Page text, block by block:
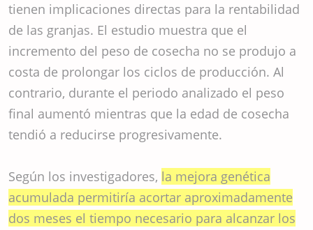
tienen implicaciones directas para la rentabilidad
de las granjas. El estudio muestra que el
incremento del peso de cosecha no se produjo a
costa de prolongar los ciclos de producción. Al
contrario, durante el periodo analizado el peso
final aumentó mientras que la edad de cosecha
tendió a reducirse progresivamente.
Según los investigadores, la mejora genética
acumulada permitiría acortar aproximadamente
dos meses el tiempo necesario para alcanzar los